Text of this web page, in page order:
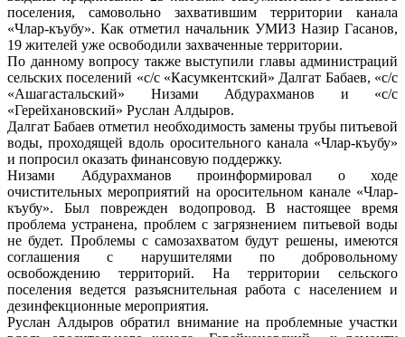
поселения, самовольно захватившим территории канала
«Члар-къубу». Как отметил начальник УМИЗ Назир Гасанов,
19 жителей уже освободили захваченные территории.
По данному вопросу также выступили главы администраций
сельских поселений «с/с «Касумкентский» Далгат Бабаев, «с/с
«Ашагастальский» Низами Абдурахманов и «с/с
«Герейхановский» Руслан Алдыров.
Далгат Бабаев отметил необходимость замены трубы питьевой
воды, проходящей вдоль оросительного канала «Члар-къубу»
и попросил оказать финансовую поддержку.
Низами Абдурахманов проинформировал о ходе
очистительных мероприятий на оросительном канале «Члар-
къубу». Был поврежден водопровод. В настоящее время
проблема устранена, проблем с загрязнением питьевой воды
не будет. Проблемы с самозахватом будут решены, имеются
соглашения с нарушителями по добровольному
освобождению территорий. На территории сельского
поселения ведется разъяснительная работа с населением и
дезинфекционные мероприятия.
Руслан Алдыров обратил внимание на проблемные участки